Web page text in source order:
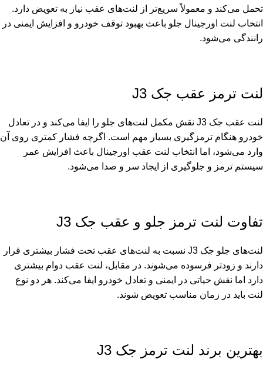
تحمل می‌کند و معمولاً سریع‌تر از لنت‌های عقب نیاز به تعویض دارد.
انتخاب لنت اورجینال جلو باعث بهبود توقف خودرو و افزایش ایمنی در
رانندگی می‌شود.
لنت ترمز عقب جک J3
لنت عقب جک J3 نقش مکمل لنت‌های جلو را ایفا می‌کند و در تعادل
خودرو هنگام ترمزگیری بسیار مهم است. اگرچه فشار کمتری روی آن
وارد می‌شود، اما انتخاب لنت عقب اورجینال باعث افزایش عمر
سیستم ترمز و جلوگیری از ایجاد سر و صدا می‌شود.
تفاوت لنت ترمز جلو و عقب جک J3
لنت‌های جلو جک J3 نسبت به لنت‌های عقب تحت فشار بیشتری قرار
دارند و زودتر فرسوده می‌شوند. در مقابل، لنت عقب دوام بیشتری
دارد اما نقش حیاتی در ایمنی و تعادل خودرو ایفا می‌کند. هر دو نوع
لنت باید در زمان مناسب تعویض شوند.
بهترین برند لنت ترمز جک J3